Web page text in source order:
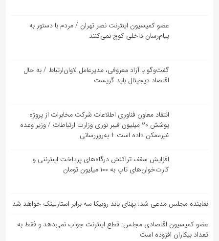
عضو کمیسیون اینترنت نصر تهران / مردم با دستور به
پیام‌رسان داخلی کوچ نمی‌کنند
گفت‌و‌گو با آزاد معروفی، مدیرعامل لاوان‌ارتباط / به حال
اقتصاد دیجیتال باید گریست
انتقاد معاون فناوری اطلاعات شرکت مخابرات از پروژه
پوشش ۲۰ میلیون فیبر نوری وزارت ارتباطات / وزیر وعده
غیرممکن داده است + به‌روزرسانی
افزایش سقف تراکنش درگاه‌های پرداخت اینترنتی و
کارت‌خوان‌های تاپ به ۱۰۰ میلیون تومان
نماینده مجلس مدعی شد: پهنای باند روبیکا سه برابر استارلینک خواهد شد
عضو کمیسیون اقتصادی مجلس: قطع اینترنت جواب نمی‌دهد و فقط به
تعداد بیکاران افزوده است